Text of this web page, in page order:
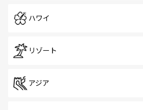
ハワイ
リゾート
アジア